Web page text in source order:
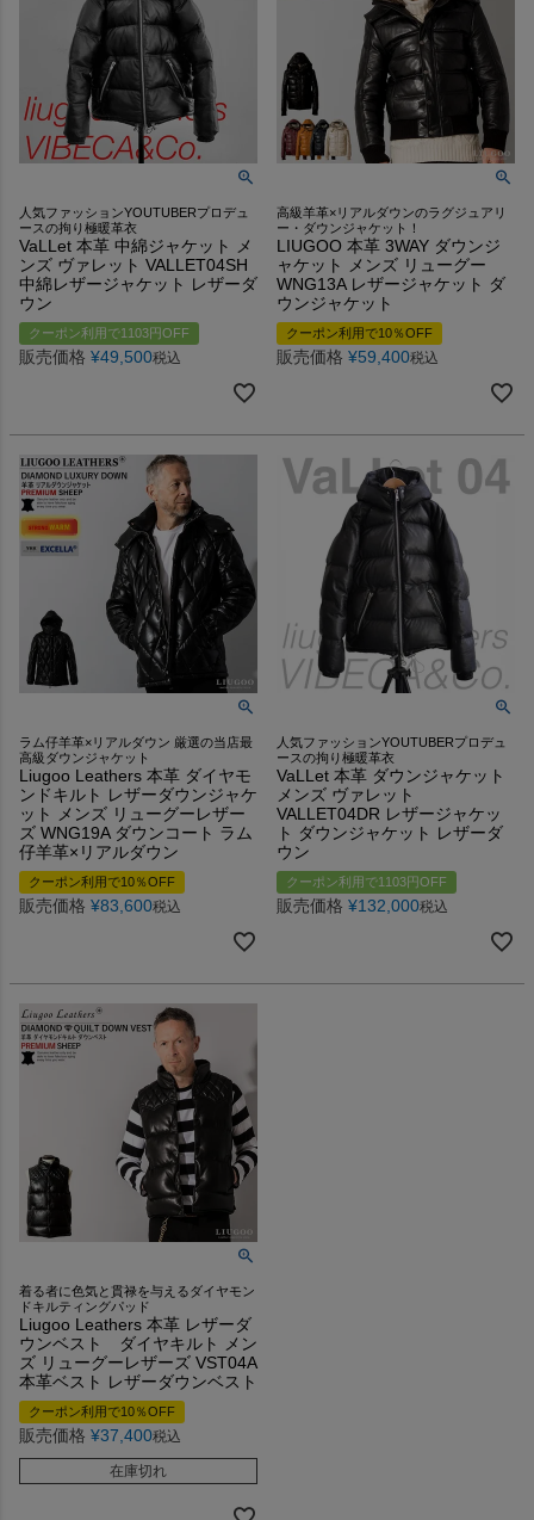
人気ファッションYOUTUBERプロデュ
ースの拘り極暖革衣
VaLLet 本革 中綿ジャケット メ
ンズ ヴァレット VALLET04SH
中綿レザージャケット レザーダ
ウン
クーポン利用で1103円OFF
販売価格 ¥49,500税込
高級羊革×リアルダウンのラグジュアリ
ー・ダウンジャケット！
LIUGOO 本革 3WAY ダウンジ
ャケット メンズ リューグー
WNG13A レザージャケット ダ
ウンジャケット
クーポン利用で10％OFF
販売価格 ¥59,400税込
ラム仔羊革×リアルダウン 厳選の当店最
高級ダウンジャケット
Liugoo Leathers 本革 ダイヤモ
ンドキルト レザーダウンジャケ
ット メンズ リューグーレザー
ズ WNG19A ダウンコート ラム
仔羊革×リアルダウン
クーポン利用で10％OFF
販売価格 ¥83,600税込
人気ファッションYOUTUBERプロデュ
ースの拘り極暖革衣
VaLLet 本革 ダウンジャケット
メンズ ヴァレット
VALLET04DR レザージャケッ
ト ダウンジャケット レザーダ
ウン
クーポン利用で1103円OFF
販売価格 ¥132,000税込
着る者に色気と貫禄を与えるダイヤモン
ドキルティングパッド
Liugoo Leathers 本革 レザーダ
ウンベスト ダイヤキルト メン
ズ リューグーレザーズ VST04A
本革ベスト レザーダウンベスト
クーポン利用で10％OFF
販売価格 ¥37,400税込
在庫切れ